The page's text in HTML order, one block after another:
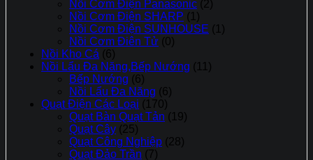
Nồi Cơm Điện Panasonic (2)
Nồi Cơm Điện SHARP (1)
Nồi Cơm Điện SUNHOUSE (1)
Nồi Cơm Điên Tử (0)
Nồi Kho Cá (6)
Nồi Lẩu Đa Năng,Bếp Nướng (11)
Bếp Nướng (6)
Nồi Lẩu Đa Năng (6)
Quạt Điện Các Loại (170)
Quạt Bàn Quạt Tản (19)
Quạt Cây (25)
Quạt Công Nghiệp (28)
Quạt Đảo Trần (7)